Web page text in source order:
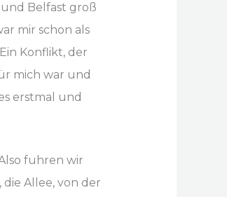
Belfast groß
mir schon als
Konflikt, der
mich war und
erstmal und
fuhren wir
Allee, von der